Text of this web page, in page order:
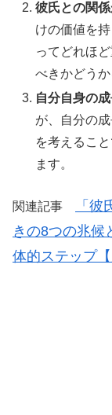
彼氏との関
けの価値を
ってどれほ
べきかどうか
自分自身の
が、自分の
を考えるこ
ます。
関連記事
「
きの8つの兆候
体的ステップ【